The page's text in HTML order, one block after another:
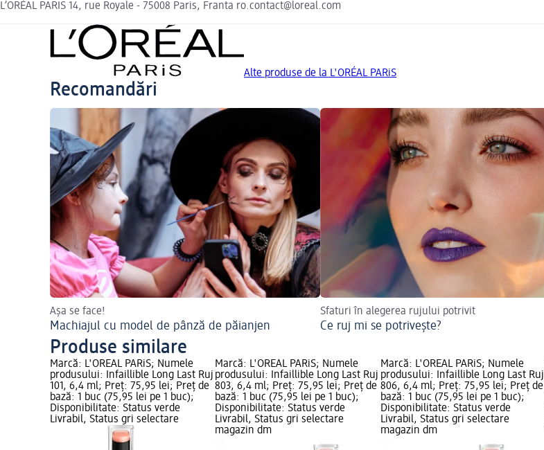
L’ORÉAL PARIS 14, rue Royale - 75008 Paris, Franta ro.contact@loreal.com
Alte produse de la L'ORÉAL PARiS
Recomandări
Așa se face!
Machiajul cu model de pânză de păianjen
Sfaturi în alegerea rujului potrivit
Ce ruj mi se potrivește?
Produse similare
Marcă: L'ORÉAL PARiS; Numele
produsului: Infaillible Long Last Ruj
101, 6,4 ml; Preț: 75,95 lei; Preț de
bază: 1 buc (75,95 lei pe 1 buc);
Disponibilitate: Status verde
Livrabil, Status gri selectare
Marcă: L'ORÉAL PARiS; Numele
produsului: Infaillible Long Last Ruj
803, 6,4 ml; Preț: 75,95 lei; Preț de
bază: 1 buc (75,95 lei pe 1 buc);
Disponibilitate: Status verde
Livrabil, Status gri selectare
magazin dm
Marcă: L'ORÉAL PARiS; Numele
produsului: Infaillible Long Last Ruj
806, 6,4 ml; Preț: 75,95 lei; Preț de
bază: 1 buc (75,95 lei pe 1 buc);
Disponibilitate: Status verde
Livrabil, Status gri selectare
magazin dm